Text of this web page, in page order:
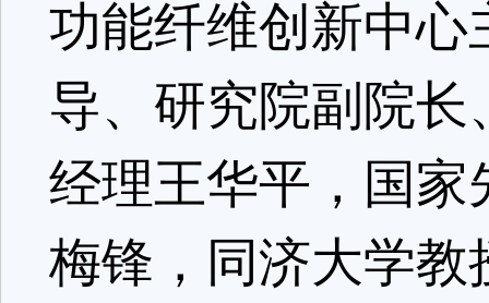
功能纤维创新中
导、研究院副院
经理王华平，国
梅锋，同济大学